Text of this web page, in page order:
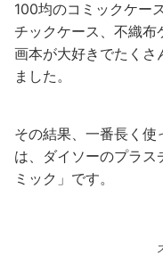
100均のコミックケー
チックケース、不織布
画本が大好きでたくさ
ました。
その結果、一番長く
は、ダイソーのプラス
ミック」です。